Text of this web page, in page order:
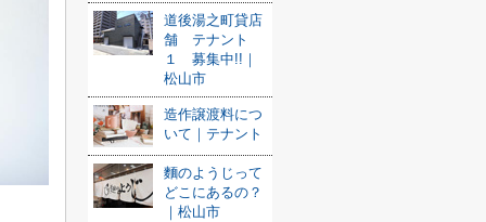
道後湯之町貸店
舗 テナント
１ 募集中!!｜
松山市
造作譲渡料につ
いて｜テナント
麵のようじって
どこにあるの？
｜松山市